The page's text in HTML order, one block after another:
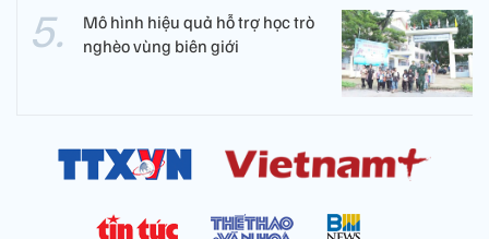
Mô hình hiệu quả hỗ trợ học trò
nghèo vùng biên giới